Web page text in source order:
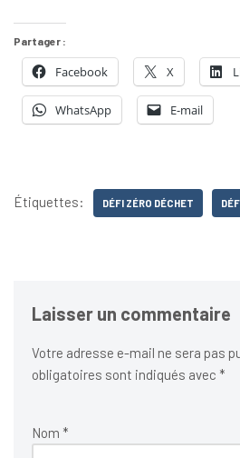
Partager :
Facebook X
WhatsApp E-mail
Étiquettes: DÉFI ZÉRO DÉCHET
Laisser un commentaire
Votre adresse e-mail ne sera pas
obligatoires sont indiqués avec *
Nom *